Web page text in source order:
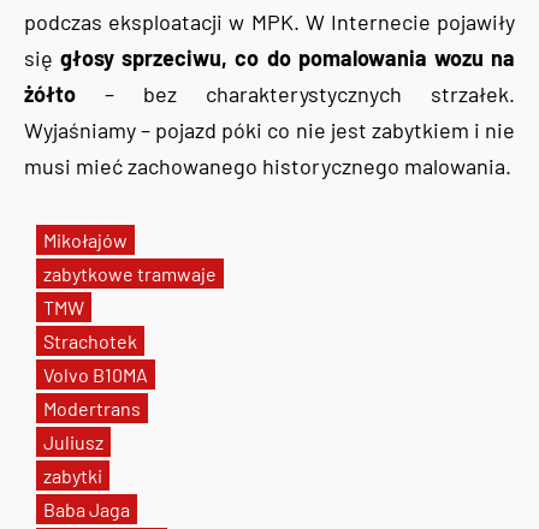
Mikołajów
zabytkowe tramwaje
TMW
Strachotek
Volvo B10MA
Modertrans
Juliusz
zabytki
Baba Jaga
podczas eksploatacji w MPK. W Internecie pojawiły
sięgłosy sprzeciwu, co do pomalowania wozu na
żółto – bez charakterystycznych strzałek.
Wyjaśniamy – pojazd póki co nie jest zabytkiem i nie
musi mieć zachowanego historycznego malowania.